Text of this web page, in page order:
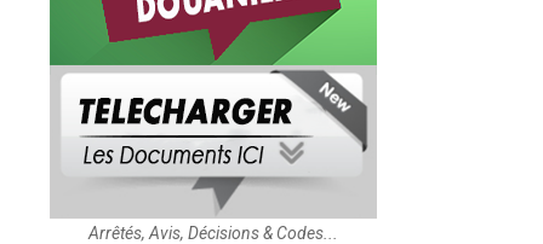
Arrêtés, Avis, Décisions & Codes...